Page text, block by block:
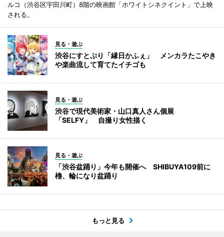
ルコ（渋谷区宇田川町）8階の映画館「ホワイトシネクイント」で上映
される。
見る・遊ぶ
渋谷にすとぷり「縁日かふぇ」 メンカラたこやき
や楽曲流して育てたイチゴも
見る・遊ぶ
渋谷で現代美術家・山口真人さん個展
「SELFY」 自撮り女性描く
見る・遊ぶ
「渋谷盆踊り」今年も開催へ SHIBUYA109前に
櫓、輪になり盆踊り
もっと見る